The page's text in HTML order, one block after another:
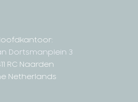
Dortsmanplein 3
RC Naarden
Netherlands